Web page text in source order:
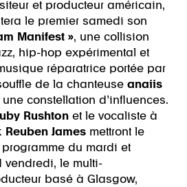
et producteur américain,
le premier samedi son
Manifest », une collision
hip-hop expérimental et
réparatrice portée par
de la chanteuse anaiis
constellation d’influences.
Rushton et le vocaliste à
Reuben James mettront le
du mardi et
vendredi, le multi-
basé à Glasgow,